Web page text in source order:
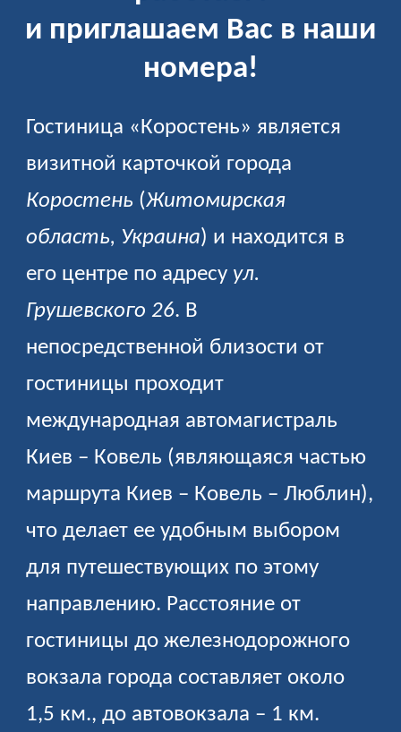
и приглашаем Вас в наши
номера!
Гостиница «Коростень» является
визитной карточкой города
Коростень (Житомирская
область, Украина) и находится в
его центре по адресу ул.
Грушевского 26. В
непосредственной близости от
гостиницы проходит
международная автомагистраль
Киев – Ковель (являющаяся частью
маршрута Киев – Ковель – Люблин),
что делает ее удобным выбором
для путешествующих по этому
направлению. Расстояние от
гостиницы до железнодорожного
вокзала города составляет около
1,5 км., до автовокзала – 1 км.